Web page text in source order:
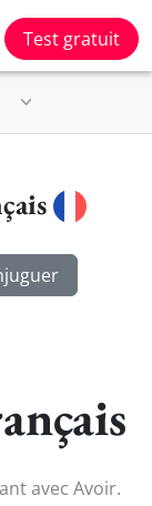
Test gratuit
avec Avoir.